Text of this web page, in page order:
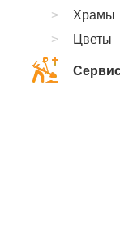
Храмы
Цветы